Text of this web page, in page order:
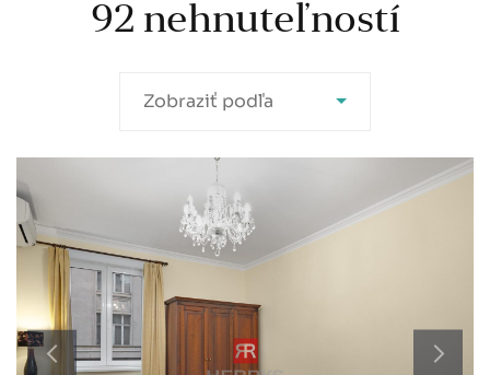
92 nehnuteľností
Zobraziť podľa